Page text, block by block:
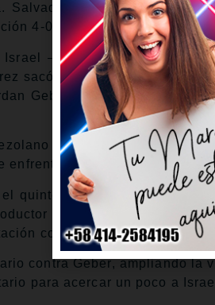
Salvador Pérez amplió la
4-0 con un sendo
— o una breve, debido
sacó al abridor de Israel,
Geber evitando que
Enmanuel de Jesús
enfrentó.
quinto inning para el primer
dentro del cuadro. De
con cinco capítulos
contra Geber, ampliando la
para acercar un poco a